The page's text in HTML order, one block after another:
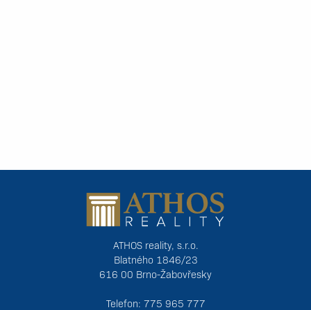
ATHOS reality, s.r.o.
Blatného 1846/23
616 00 Brno-Žabovřesky
Telefon: 775 965 777